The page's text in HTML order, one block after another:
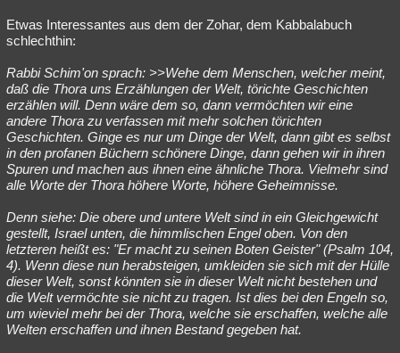
Etwas Interessantes aus dem der Zohar, dem Kabbalabuch
schlechthin:
Rabbi Schim'on sprach: >>Wehe dem Menschen, welcher meint,
daß die Thora uns Erzählungen der Welt, törichte Geschichten
erzählen will. Denn wäre dem so, dann vermöchten wir eine
andere Thora zu verfassen mit mehr solchen törichten
Geschichten. Ginge es nur um Dinge der Welt, dann gibt es selbst
in den profanen Büchern schönere Dinge, dann gehen wir in ihren
Spuren und machen aus ihnen eine ähnliche Thora. Vielmehr sind
alle Worte der Thora höhere Worte, höhere Geheimnisse.
Denn siehe: Die obere und untere Welt sind in ein Gleichgewicht
gestellt, Israel unten, die himmlischen Engel oben. Von den
letzteren heißt es: "Er macht zu seinen Boten Geister" (Psalm 104,
4). Wenn diese nun herabsteigen, umkleiden sie sich mit der Hülle
dieser Welt, sonst könnten sie in dieser Welt nicht bestehen und
die Welt vermöchte sie nicht zu tragen. Ist dies bei den Engeln so,
um wieviel mehr bei der Thora, welche sie erschaffen, welche alle
Welten erschaffen und ihnen Bestand gegeben hat.